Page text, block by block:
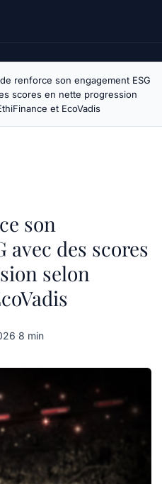
renforce son engagement ESG
scores en nette progression
et EcoVadis
son
avec des scores
selon
·8 min